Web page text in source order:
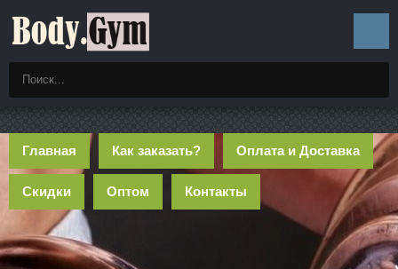
Главная Как заказать? Оплата и Доставка
Скидки Оптом Контакты